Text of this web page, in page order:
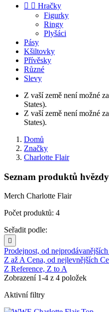
  Hračky
Figurky
Ringy
Plyšáci
Pásy
Kšiltovky
Přívěsky
Různé
Slevy
Z vaší země není možné
States).
Z vaší země není možné
States).
Domů
Značky
Charlotte Flair
Seznam produktů
Merch Charlotte Flair
Počet produktů: 4
Seřadit podle:

Prodejnost, od nejprodávanějších
Z až ACena, od nejlevnějších
Z Reference, Z to A
Zobrazení 1-4 z 4 položek
Aktivní filtry